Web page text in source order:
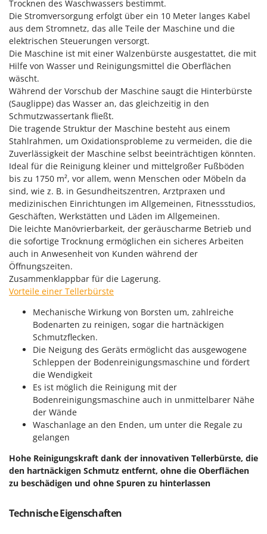
Klimaanlagen – Klimageräte
Knetmaschinen
Knochensägen
Kompressoren - elektrisch
Kompressoren für Ernte und Baumschnitt
Kreiseleggen
Küchenreiben - elektrisch
Kükenaufzuchtboxen
L
Laderampe aus Aluminium
Laubsauger - Laubbläser
Laubsauger auf Rädern
Luftentfeuchter
Luftkühler mit Wasserverdunstung
M
Mähroboter
Maisentkörnungsmaschinen
Manuelle Heckenscheren
Mehrzweck-Sauggeräte
Minibacköfen
Motorhacken - Gartenfräsen
Motorspritzen
Mulcher für Traktor
Notstromaggregat
O
Obstmühlen Obsthäcksler Obstmuser
Olivenernter und Schüttler
E
Echo
EcoFlow
Edilmark
Effeuno
Einhell
Elegen
Energy Gruppi
Enotecnica Pillan
Eschenfelder
EuroMech
Eurosystems
F
FAC
Fama Industrie
Famag
Famur
FARMER
FBC
Ferrari Group
Ferroni
Ferrua
FIAC
FIEM
Fimar
FINI
Fiorentini
Fiskars
Flymo
Trocknen des Waschwassers bestimmt.
Die Stromversorgung erfolgt über ein 10 Meter langes Kabel
aus dem Stromnetz, das alle Teile der Maschine und die
elektrischen Steuerungen versorgt.
Die Maschine ist mit einer Walzenbürste ausgestattet, die mit
Hilfe von Wasser und Reinigungsmittel die Oberflächen
wäscht.
Während der Vorschub der Maschine saugt die Hinterbürste
(Sauglippe) das Wasser an, das gleichzeitig in den
Schmutzwassertank fließt.
Die tragende Struktur der Maschine besteht aus einem
Stahlrahmen, um Oxidationsprobleme zu vermeiden, die die
Zuverlässigkeit der Maschine selbst beeinträchtigen könnten.
Ideal für die Reinigung kleiner und mittelgroßer Fußböden
bis zu 1750 m², vor allem, wenn Menschen oder Möbeln da
sind, wie z. B. in Gesundheitszentren, Arztpraxen und
medizinischen Einrichtungen im Allgemeinen, Fitnessstudios,
Geschäften, Werkstätten und Läden im Allgemeinen.
Die leichte Manövrierbarkeit, der geräuscharme Betrieb und
die sofortige Trocknung ermöglichen ein sicheres Arbeiten
auch in Anwesenheit von Kunden während der
Öffnungszeiten.
Zusammenklappbar für die Lagerung.
Vorteile einer Tellerbürste
Mechanische Wirkung von Borsten um, zahlreiche
Bodenarten zu reinigen, sogar die hartnäckigen
Schmutzflecken.
Die Neigung des Geräts ermöglicht das ausgewogene
Schleppen der Bodenreinigungsmaschine und fördert
die Wendigkeit
Es ist möglich die Reinigung mit der
Bodenreinigungsmaschine auch in unmittelbarer Nähe
der Wände
Waschanlage an den Enden, um unter die Regale zu
gelangen
Hohe Reinigungskraft dank der innovativen Tellerbürste, die
den hartnäckigen Schmutz entfernt, ohne die Oberflächen
zu beschädigen und ohne Spuren zu hinterlassen
Technische Eigenschaften